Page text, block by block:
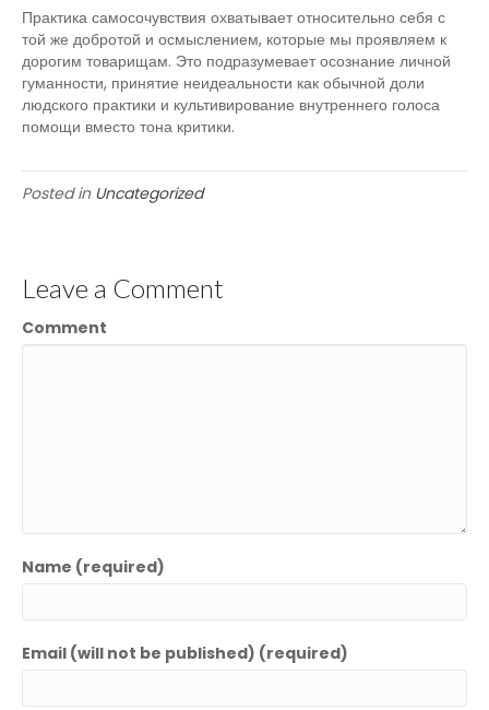
Практика самосочувствия охватывает относительно себя с
той же добротой и осмыслением, которые мы проявляем к
дорогим товарищам. Это подразумевает осознание личной
гуманности, принятие неидеальности как обычной доли
людского практики и культивирование внутреннего голоса
помощи вместо тона критики.
Posted in Uncategorized
Leave a Comment
Comment
Name (required)
Email (will not be published) (required)